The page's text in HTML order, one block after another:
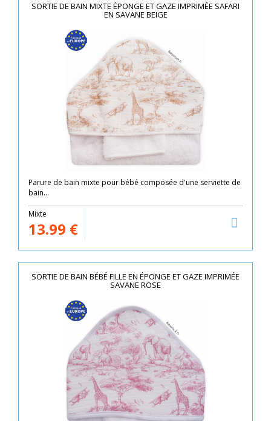
SORTIE DE BAIN MIXTE ÉPONGE ET GAZE IMPRIMÉE SAFARI
EN SAVANE BEIGE
Parure de bain mixte pour bébé composée d'une serviette de
bain...
Mixte
13.99 €
SORTIE DE BAIN BÉBÉ FILLE EN ÉPONGE ET GAZE IMPRIMÉE
SAVANE ROSE